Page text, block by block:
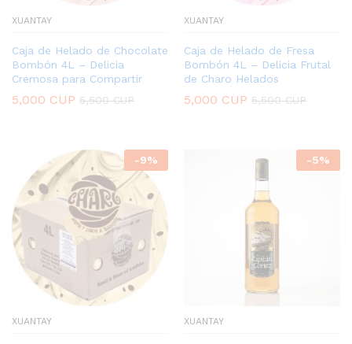
XUANTAY
Caja de Helado de Chocolate
Bombón 4L – Delicia
Cremosa para Compartir
5,000 CUP 5,500CUP
XUANTAY
Caja de Helado de Fresa
Bombón 4L – Delicia Frutal
de Charo Helados
5,000 CUP 5,500CUP
-9%
XUANTAY
-5%
XUANTAY